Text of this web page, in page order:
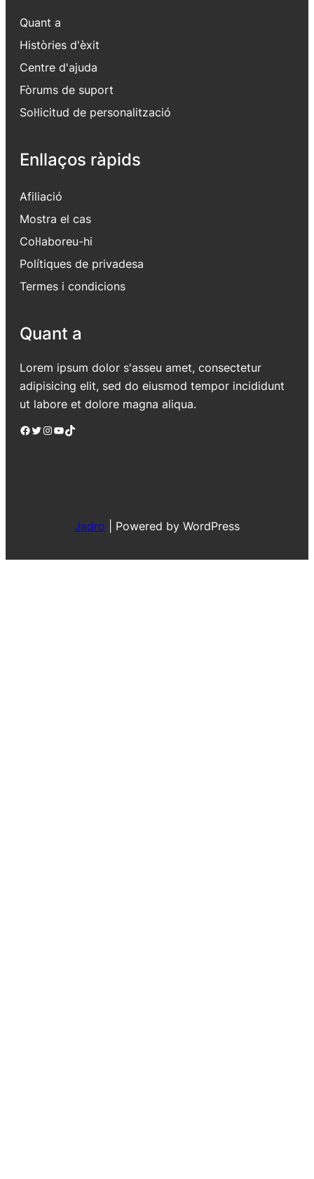
Quant a
Històries d'èxit
Centre d'ajuda
Fòrums de suport
Sol·licitud de personalització
Enllaços ràpids
Afiliació
Mostra el cas
Col·laboreu-hi
Polítiques de privadesa
Termes i condicions
Quant a
Lorem ipsum dolor s'asseu amet, consectetur
adipisicing elit, sed do eiusmod tempor incididunt
ut labore et dolore magna aliqua.
Facebook Twitter Instagram YouTube TikTok
Jadro Powered by WordPress